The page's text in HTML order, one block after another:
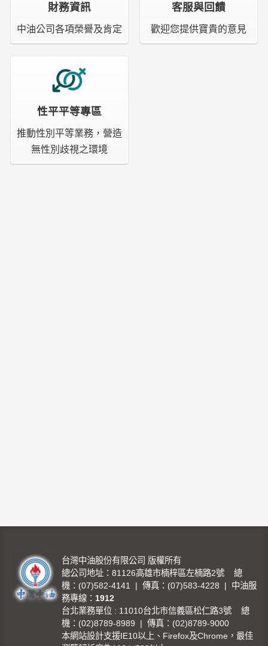
財務資訊
中油公司各項榮譽及肯定
客服與回饋
歡迎您提供寶貴的意見
性平平等專區
推動性別平等業務，營造
無性別歧視之環境
台灣中油股份有限公司 版權所有
總公司地址：81126高雄市楠梓區左楠路2號 總
機：(07)582-4141 | 傳真：(07)583-4228 | 中油服
務專線： 1912
台北業務單位 : 11010台北市信義區松仁路3號 總
機：(02)8789-8989 | 傳真：(02)8789-9000
本網站設計支援IE10以上、Firefox及Chrome，最佳